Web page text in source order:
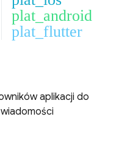
plat_android
plat_flutter
aplikacji do